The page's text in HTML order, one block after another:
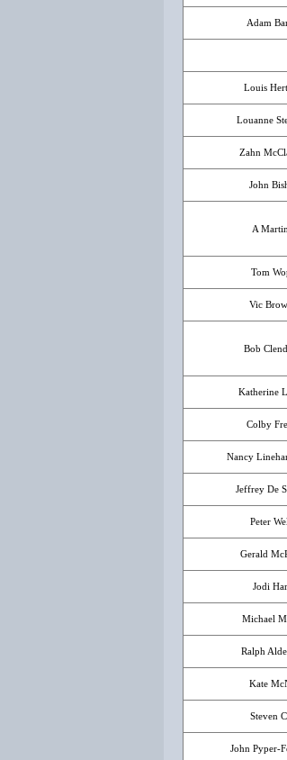
Adam
Louis
Louanne
Zahn
John
A
Tom
Vic
Bob
Katherine
Colby
Nancy
Jeffrey De
Peter
Gerald
Jodi
Michael
Ralph
Kate
Steven
John Pyper-